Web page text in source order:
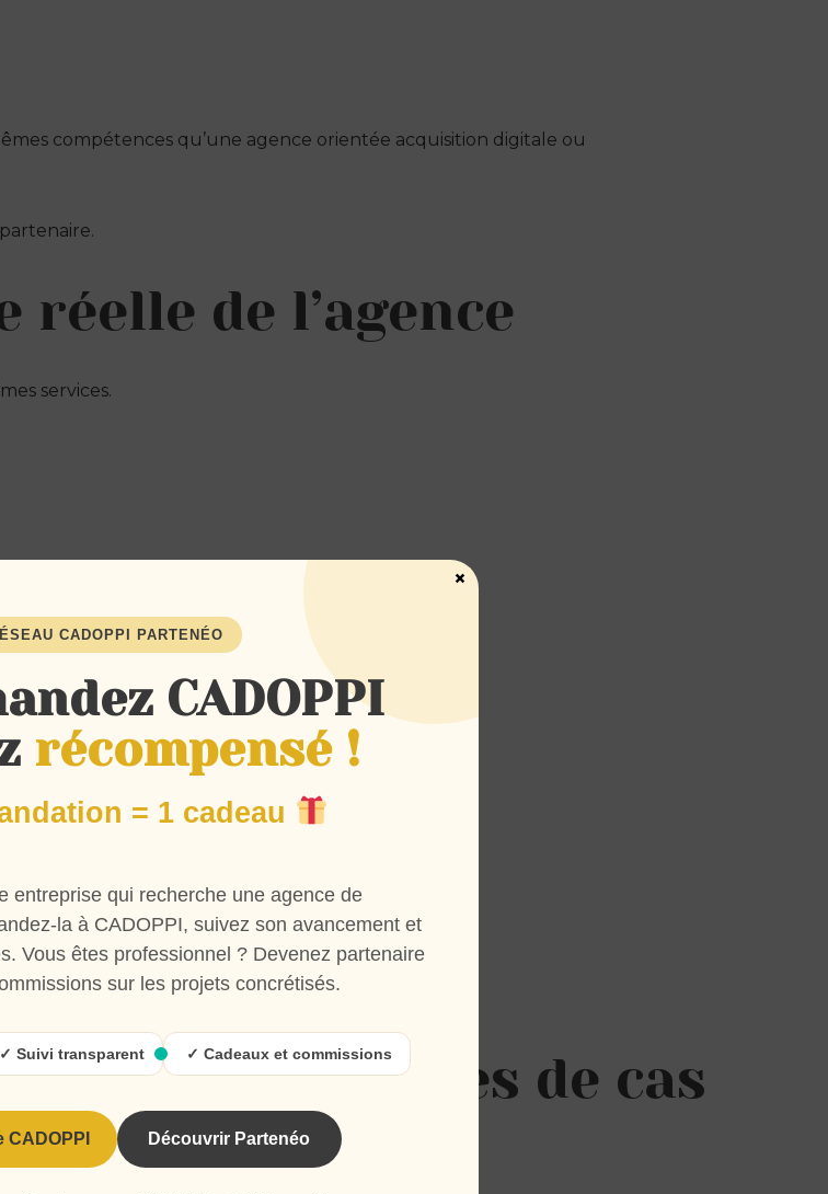
compétences qu’une agence orientée acquisition digitale ou
réelle de l’agence
services.
véritable expertise.
et les études de cas
CADOPPI PARTENÉO
CADOPPI
récompensé !
= 1 cadeau
entreprise qui recherche une agence de
la à CADOPPI, suivez son avancement et
Vous êtes professionnel ? Devenez partenaire
sur les projets concrétisés.
✓ Suivi transparent ✓ Cadeaux et commissions
Découvrir Partenéo
×